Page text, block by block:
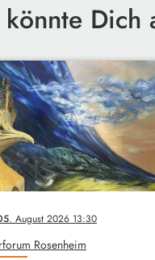
könnte Dich
. August 2026 13:30
Rosenheim